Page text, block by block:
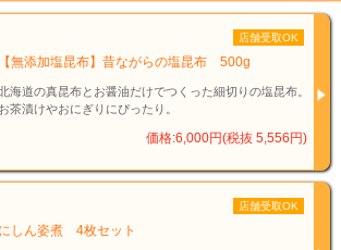
店舗受取OK
【無添加塩昆布】昔ながらの塩昆布 500g
海道の真昆布とお醤油だけでつくった細切りの塩昆布。
お茶漬けやおにぎりにぴったり。
価格:6,000円(税抜 5,556円)
店舗受取OK
にしん姿煮 4枚セット